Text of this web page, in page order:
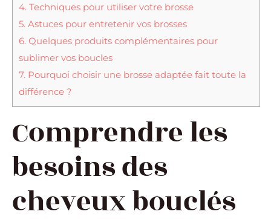
4. Techniques pour utiliser votre brosse
5. Astuces pour entretenir vos brosses
6. Quelques produits complémentaires pour
sublimer vos boucles
7. Pourquoi choisir une brosse adaptée fait toute la
différence ?
Comprendre les
besoins des
cheveux bouclés